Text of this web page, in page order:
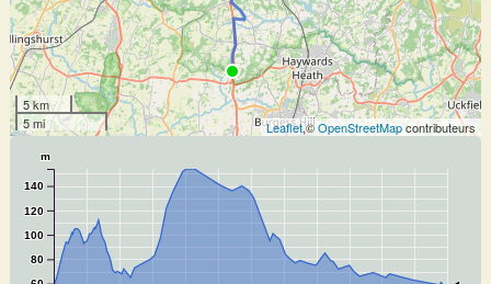
5 km
5 mi
Leaflet,©OpenStreetMapcontributeurs
80
100
120
140
m